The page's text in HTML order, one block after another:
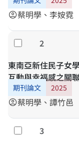
account_circle蔡明學、李姲霓
Select
2
東南亞新住民子女
互動與幸福感之關
期刊論文 2025
account_circle蔡明學、譚竹邑
Select
3